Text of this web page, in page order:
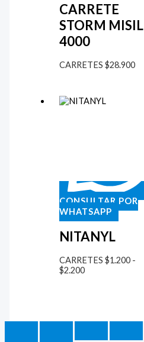
CARRETE
STORM MISIL
4000
CARRETES $28.900
CONSULTAR POR
WHATSAPP
NITANYL
CARRETES $1.200 -
$2.200